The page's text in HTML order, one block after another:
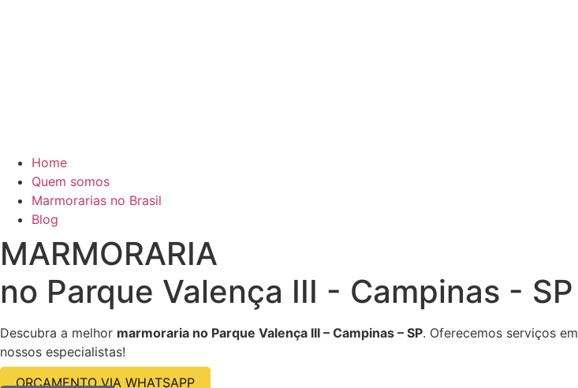
Home
Quem somos
Marmorarias no Brasil
Blog
MARMORARIA
no Parque Valença III - Campinas - SP
Descubra a melhor marmoraria no Parque Valença III – Campinas – SP. Oferecemos serviços em
nossos especialistas!
ORÇAMENTO VIA WHATSAPP